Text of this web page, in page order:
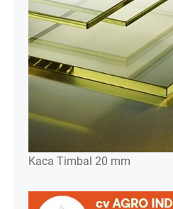
Kaca Timbal 20 mm